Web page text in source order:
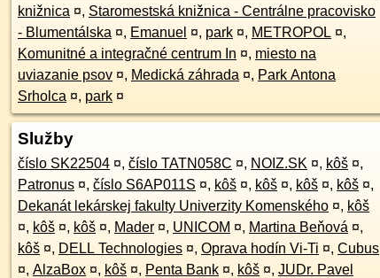
knižnica ¤, Staromestská knižnica - Centrálne pracovisko
- Blumentálska ¤, Emanuel ¤, park ¤, METROPOL ¤,
Komunitné a integračné centrum In ¤, miesto na
uviazanie psov ¤, Medická záhrada ¤, Park Antona
Srholca ¤, park ¤
Služby
číslo SK22504 ¤, číslo TATN058C ¤, NOIZ.SK ¤, kôš ¤,
Patronus ¤, číslo S6AP011S ¤, kôš ¤, kôš ¤, kôš ¤, kôš ¤,
Dekanát lekárskej fakulty Univerzity Komenského ¤, kôš
¤, kôš ¤, kôš ¤, Mader ¤, UNICOM ¤, Martina Beňová ¤,
kôš ¤, DELL Technologies ¤, Oprava hodín Vi-Ti ¤, Cubus
¤, AlzaBox ¤, kôš ¤, Penta Bank ¤, kôš ¤, JUDr. Pavel